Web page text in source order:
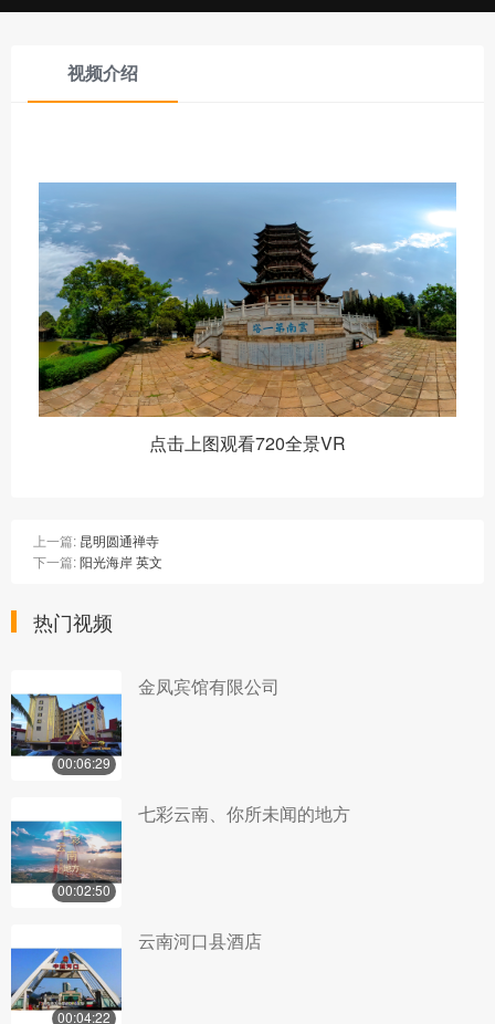
视频介绍
点击上图观看720全景VR
上一篇: 昆明圆通禅寺
下一篇:阳光海岸 英文
热门视频
00:06:29
金凤宾馆有限公司
00:02:50
七彩云南、你所未闻的地方
00:04:22
云南河口县酒店